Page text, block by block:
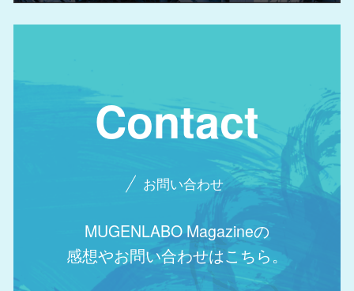
Contact
お問い合わせ
MUGENLABO Magazineの
感想やお問い合わせはこちら。